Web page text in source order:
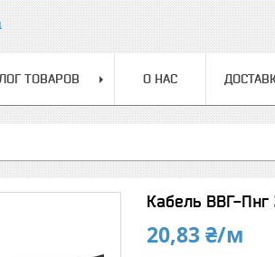
ТОВАРОВ О НАС
Кабель ВВГ-Пнг
20,83 ₴/м